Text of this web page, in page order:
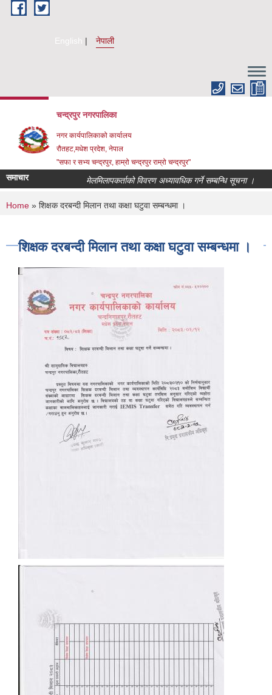
Skip to main content
English नेपाली
चन्द्रपुर नगरपालिका
नगर कार्यपालिकाको कार्यालय
रौतहट,मधेश प्रदेश, नेपाल
"सफा र सभ्य चन्द्रपुर, हाम्रो चन्द्रपुर राम्रो चन्द्रपुर"
समाचार मेलमिलापकर्ताको विवरण अध्यावधिक गर्ने सम्बन्धि सूचना ।
You are here
Home » शिक्षक दरबन्दी मिलान तथा कक्षा घटुवा सम्बन्धमा ।
शिक्षक दरबन्दी मिलान तथा कक्षा घटुवा सम्बन्धमा ।